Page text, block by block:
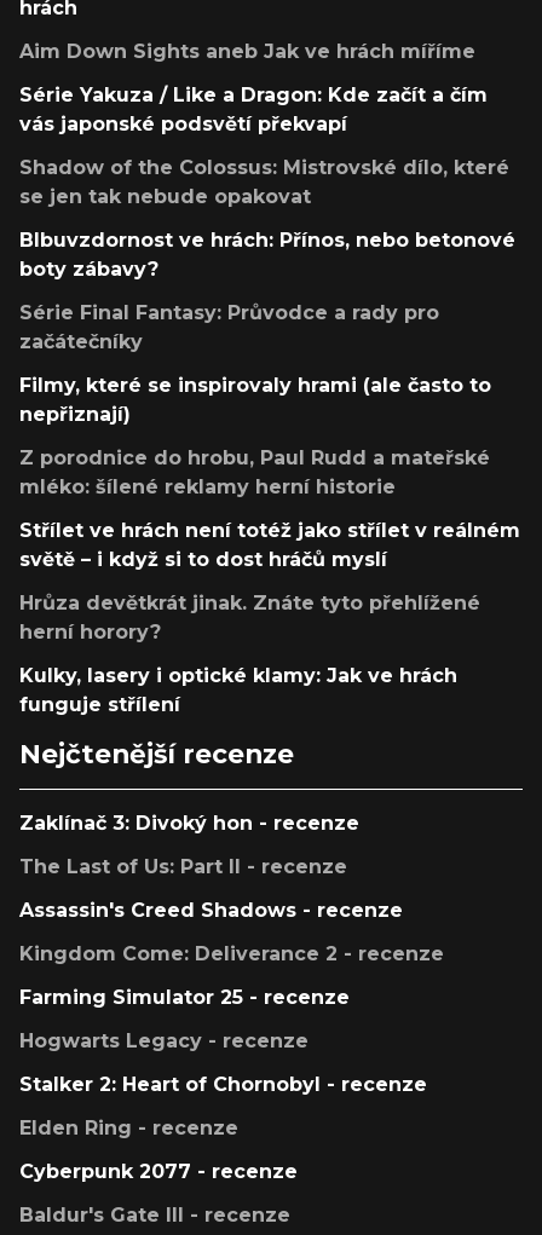
hrách
Aim Down Sights aneb Jak ve hrách míříme
Série Yakuza / Like a Dragon: Kde začít a čím
vás japonské podsvětí překvapí
Shadow of the Colossus: Mistrovské dílo, které
se jen tak nebude opakovat
Blbuvzdornost ve hrách: Přínos, nebo betonové
boty zábavy?
Série Final Fantasy: Průvodce a rady pro
začátečníky
Filmy, které se inspirovaly hrami (ale často to
nepřiznají)
Z porodnice do hrobu, Paul Rudd a mateřské
mléko: šílené reklamy herní historie
Střílet ve hrách není totéž jako střílet v reálném
světě – i když si to dost hráčů myslí
Hrůza devětkrát jinak. Znáte tyto přehlížené
herní horory?
Kulky, lasery i optické klamy: Jak ve hrách
funguje střílení
Nejčtenější recenze
Zaklínač 3: Divoký hon - recenze
The Last of Us: Part II - recenze
Assassin's Creed Shadows - recenze
Kingdom Come: Deliverance 2 - recenze
Farming Simulator 25 - recenze
Hogwarts Legacy - recenze
Stalker 2: Heart of Chornobyl - recenze
Elden Ring - recenze
Cyberpunk 2077 - recenze
Baldur's Gate III - recenze